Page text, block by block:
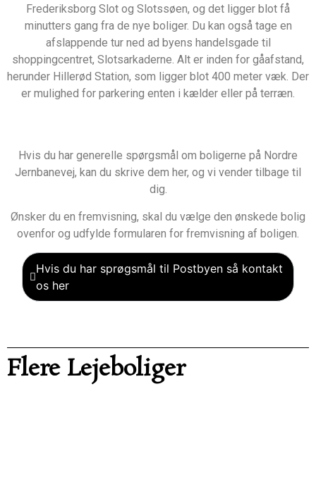
Frederiksborg Slot og Slotssøen, og det ligger blot få
minutters gang fra de nye boliger. Du kan også tage en
afslappende tur ned ad byens handelsgade til
shoppingcentret, Slotsarkaderne. Alt er inden for gåafstand,
herunder Hillerød Station, som ligger blot 400 meter væk. Der
er mulighed for parkering enten i kælder eller på terræn.
Hvis du har generelle spørgsmål om boligerne på Nordre
Jernbanevej, kan du skrive dem her, og vi vender tilbage til
dig.
Ønsker du en fremvisning, skal du vælge den ønskede bolig
ovenfor og udfylde formularen for fremvisning af boligen.
Hvis du har sprøgsmål til Postbyen så kontakt
os her
Flere Lejeboliger